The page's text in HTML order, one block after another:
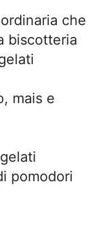
che
biscotteria
mais e
pomodori